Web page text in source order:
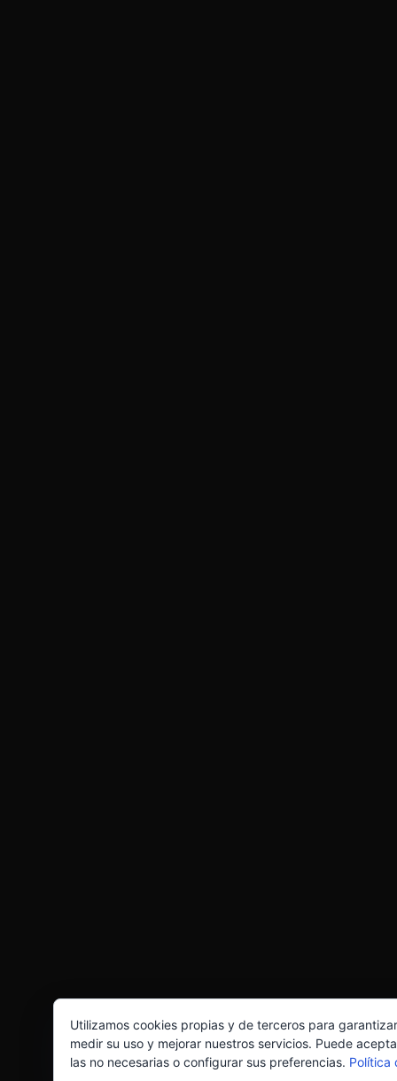
Utilizamos cookies propias y de terceros para
medir su uso y mejorar nuestros servicios. Puede
las no necesarias o configurar sus preferencias. Política